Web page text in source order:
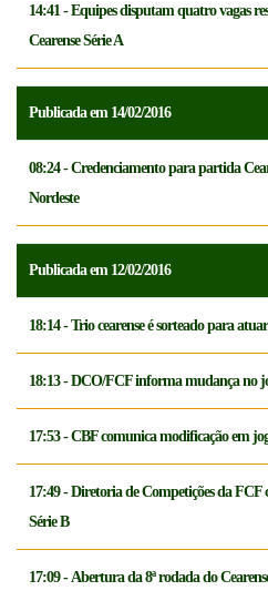
14:41 - Equipes disputam quatro vagas
Cearense Série A
Publicada em 14/02/2016
08:24 - Credenciamento para partida
Nordeste
Publicada em 12/02/2016
18:14 - Trio cearense é sorteado para
18:13 - DCO/FCF informa mudança no
17:53 - CBF comunica modificação em
17:49 - Diretoria de Competições da FCF
Série B
17:09 - Abertura da 8ª rodada do